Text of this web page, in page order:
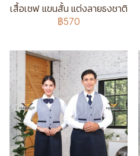
เสื้อเชฟ แขนสั้น แต่งลายธงชาติ
฿570